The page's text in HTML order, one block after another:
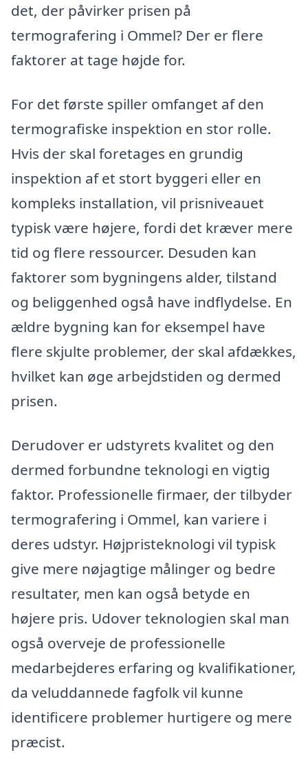
det, der påvirker prisen på
termografering i Ommel? Der er flere
faktorer at tage højde for.
For det første spiller omfanget af den
termografiske inspektion en stor rolle.
Hvis der skal foretages en grundig
inspektion af et stort byggeri eller en
kompleks installation, vil prisniveauet
typisk være højere, fordi det kræver mere
tid og flere ressourcer. Desuden kan
faktorer som bygningens alder, tilstand
og beliggenhed også have indflydelse. En
ældre bygning kan for eksempel have
flere skjulte problemer, der skal afdækkes,
hvilket kan øge arbejdstiden og dermed
prisen.
Derudover er udstyrets kvalitet og den
dermed forbundne teknologi en vigtig
faktor. Professionelle firmaer, der tilbyder
termografering i Ommel, kan variere i
deres udstyr. Højpristeknologi vil typisk
give mere nøjagtige målinger og bedre
resultater, men kan også betyde en
højere pris. Udover teknologien skal man
også overveje de professionelle
medarbejderes erfaring og kvalifikationer,
da veluddannede fagfolk vil kunne
identificere problemer hurtigere og mere
præcist.